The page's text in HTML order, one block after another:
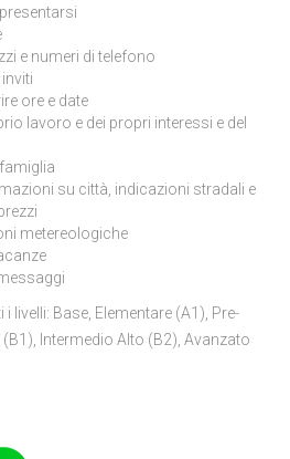
e numeri di telefono
ore e date
lavoro e dei propri interessi e del
su città, indicazioni stradali e
metereologiche
livelli: Base, Elementare (A1), Pre-
Intermedio Alto (B2), Avanzato